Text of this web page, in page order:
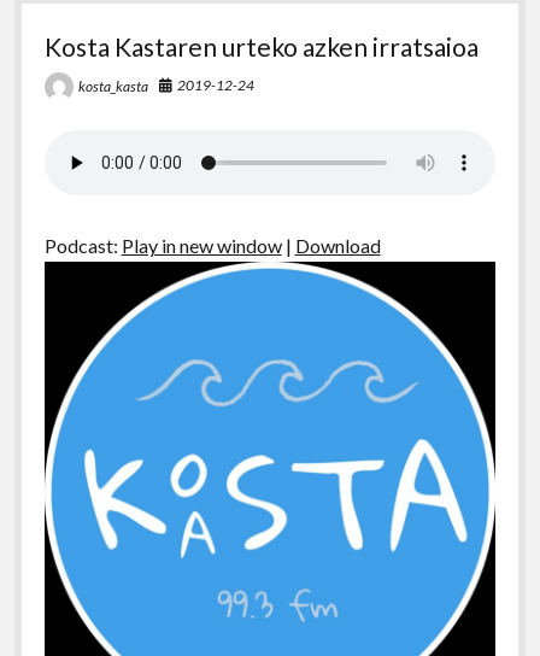
Kosta Kastaren urteko azken irratsaioa
kosta_kasta 2019-12-24
Podcast: Play in new window| Download